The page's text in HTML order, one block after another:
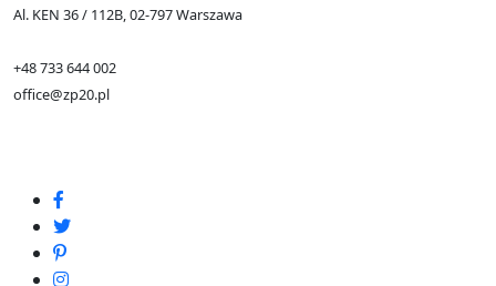
Al. KEN 36 / 112B, 02-797 Warszawa
+48 733 644 002
office@zp20.pl